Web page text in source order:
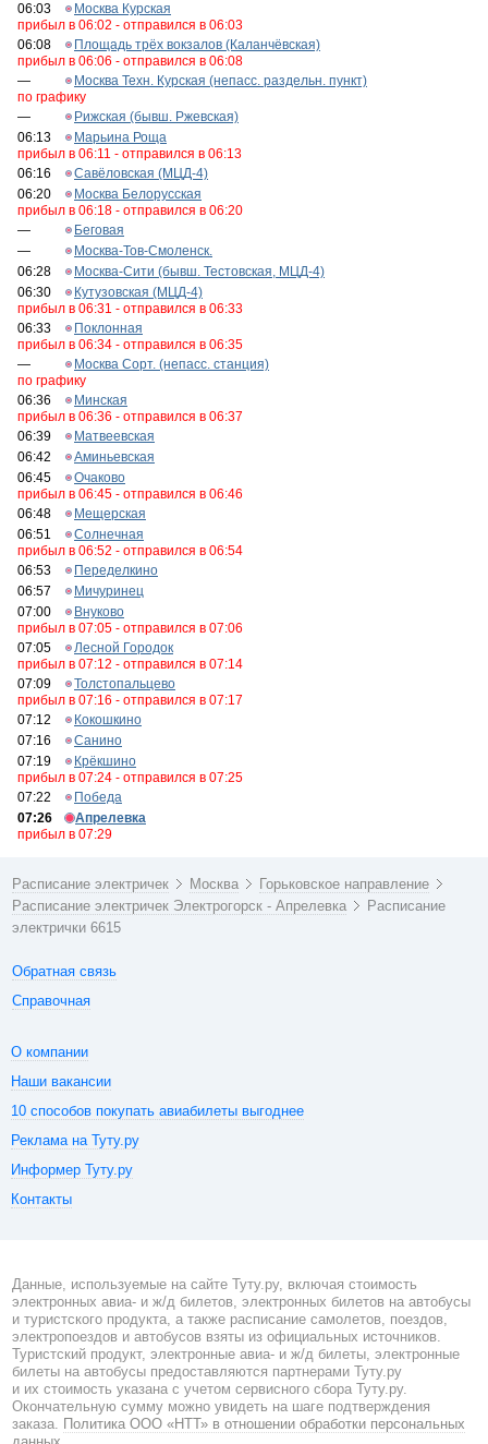
06:03
Москва Курская
прибыл в 06:02 - отправился в 06:03
06:08
Площадь трёх вокзалов (Каланчёвская)
прибыл в 06:06 - отправился в 06:08
—
Москва Техн. Курская (непасс. раздельн. пункт)
по графику
—
Рижская (бывш. Ржевская)
06:13
Марьина Роща
прибыл в 06:11 - отправился в 06:13
06:16
Савёловская (МЦД-4)
06:20
Москва Белорусская
прибыл в 06:18 - отправился в 06:20
—
Беговая
—
Москва-Тов-Смоленск.
06:28
Москва-Сити (бывш. Тестовская, МЦД-4)
06:30
Кутузовская (МЦД-4)
прибыл в 06:31 - отправился в 06:33
06:33
Поклонная
прибыл в 06:34 - отправился в 06:35
—
Москва Сорт. (непасс. станция)
по графику
06:36
Минская
прибыл в 06:36 - отправился в 06:37
06:39
Матвеевская
06:42
Аминьевская
06:45
Очаково
прибыл в 06:45 - отправился в 06:46
06:48
Мещерская
06:51
Солнечная
прибыл в 06:52 - отправился в 06:54
06:53
Переделкино
06:57
Мичуринец
07:00
Внуково
прибыл в 07:05 - отправился в 07:06
07:05
Лесной Городок
прибыл в 07:12 - отправился в 07:14
07:09
Толстопальцево
прибыл в 07:16 - отправился в 07:17
07:12
Кокошкино
07:16
Санино
07:19
Крёкшино
прибыл в 07:24 - отправился в 07:25
07:22
Победа
07:26
Апрелевка
прибыл в 07:29
Расписание электричек Москва
Горьковское направление
Расписание электричек Электрогорск - Апрелевка
Расписание
электрички 6615
Обратная связь
Справочная
О компании
Наши вакансии
10 способов покупать авиабилеты выгоднее
Реклама на Туту.ру
Информер Туту.ру
Контакты
Данные, используемые на сайте Туту.ру, включая стоимость
электронных авиа- и ж/д билетов, электронных билетов на автобусы
и туристского продукта, а также расписание самолетов, поездов,
электропоездов и автобусов взяты из официальных источников.
Туристский продукт, электронные авиа- и ж/д билеты, электронные
билеты на автобусы предоставляются партнерами Туту.ру
и их стоимость указана с учетом сервисного сбора Туту.ру.
Окончательную сумму можно увидеть на шаге подтверждения
заказа. Политика ООО «НТТ» в отношении обработки персональных